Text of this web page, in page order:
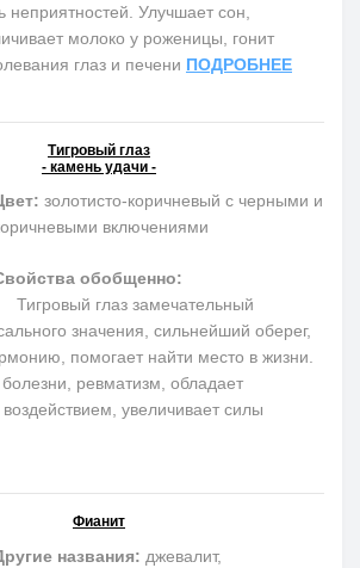
неприятностей. Улучшает сон,
молоко у роженицы, гонит
глаз и печени ПОДРОБНЕЕ
Тигровый глаз
- камень удачи -
золотисто-коричневый с черными и
включениями
обобщенно:
Тигровый глаз замечательный
значения, сильнейший оберег,
помогает найти место в жизни.
ревматизм, обладает
увеличивает силы
Фианит
названия: джевалит,